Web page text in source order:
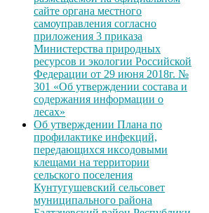
сайте органа местного
самоуправления согласно
приложения 3 приказа
Министерства природных
ресурсов и экологии Российской
Федерации от 29 июня 2018г. №
301 «Об утверждении состава и
содержания информации о
лесах»
Об утверждении Плана по
профилактике инфекций,
передающихся иксодовыми
клещами на территории
сельского поселения
Кунтугушевский сельсовет
муниципального района